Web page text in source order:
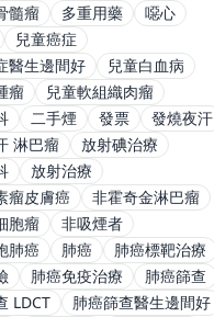
髓瘤
多重用藥
噁心
兒童癌症
醫生邊間好
兒童白血病
瘤
兒童軟組織肉瘤
二手煙 發票
發燒夜汗
淋巴瘤
放射碘治療
放射治療
瘤皮膚癌
非霍奇金淋巴瘤
胞瘤
非吸煙者
肺癌
肺癌
肺癌標靶治療
肺癌免疫治療
肺癌篩查
LDCT
肺癌篩查醫生邊間好